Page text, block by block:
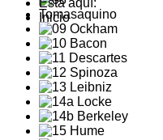
Está aquí:
Inicio